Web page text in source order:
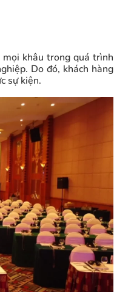
mọi khâu trong quá trình
Do đó, khách hàng
sự kiện.